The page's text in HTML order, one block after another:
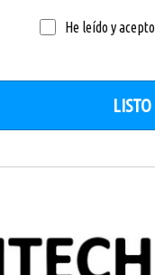
Responsabilidad de las
llamados posts) son
Seguridad de su
por su seguridad, por
usuarios
en este sitio son
datos básicos
similares.
He leído y
LISTO